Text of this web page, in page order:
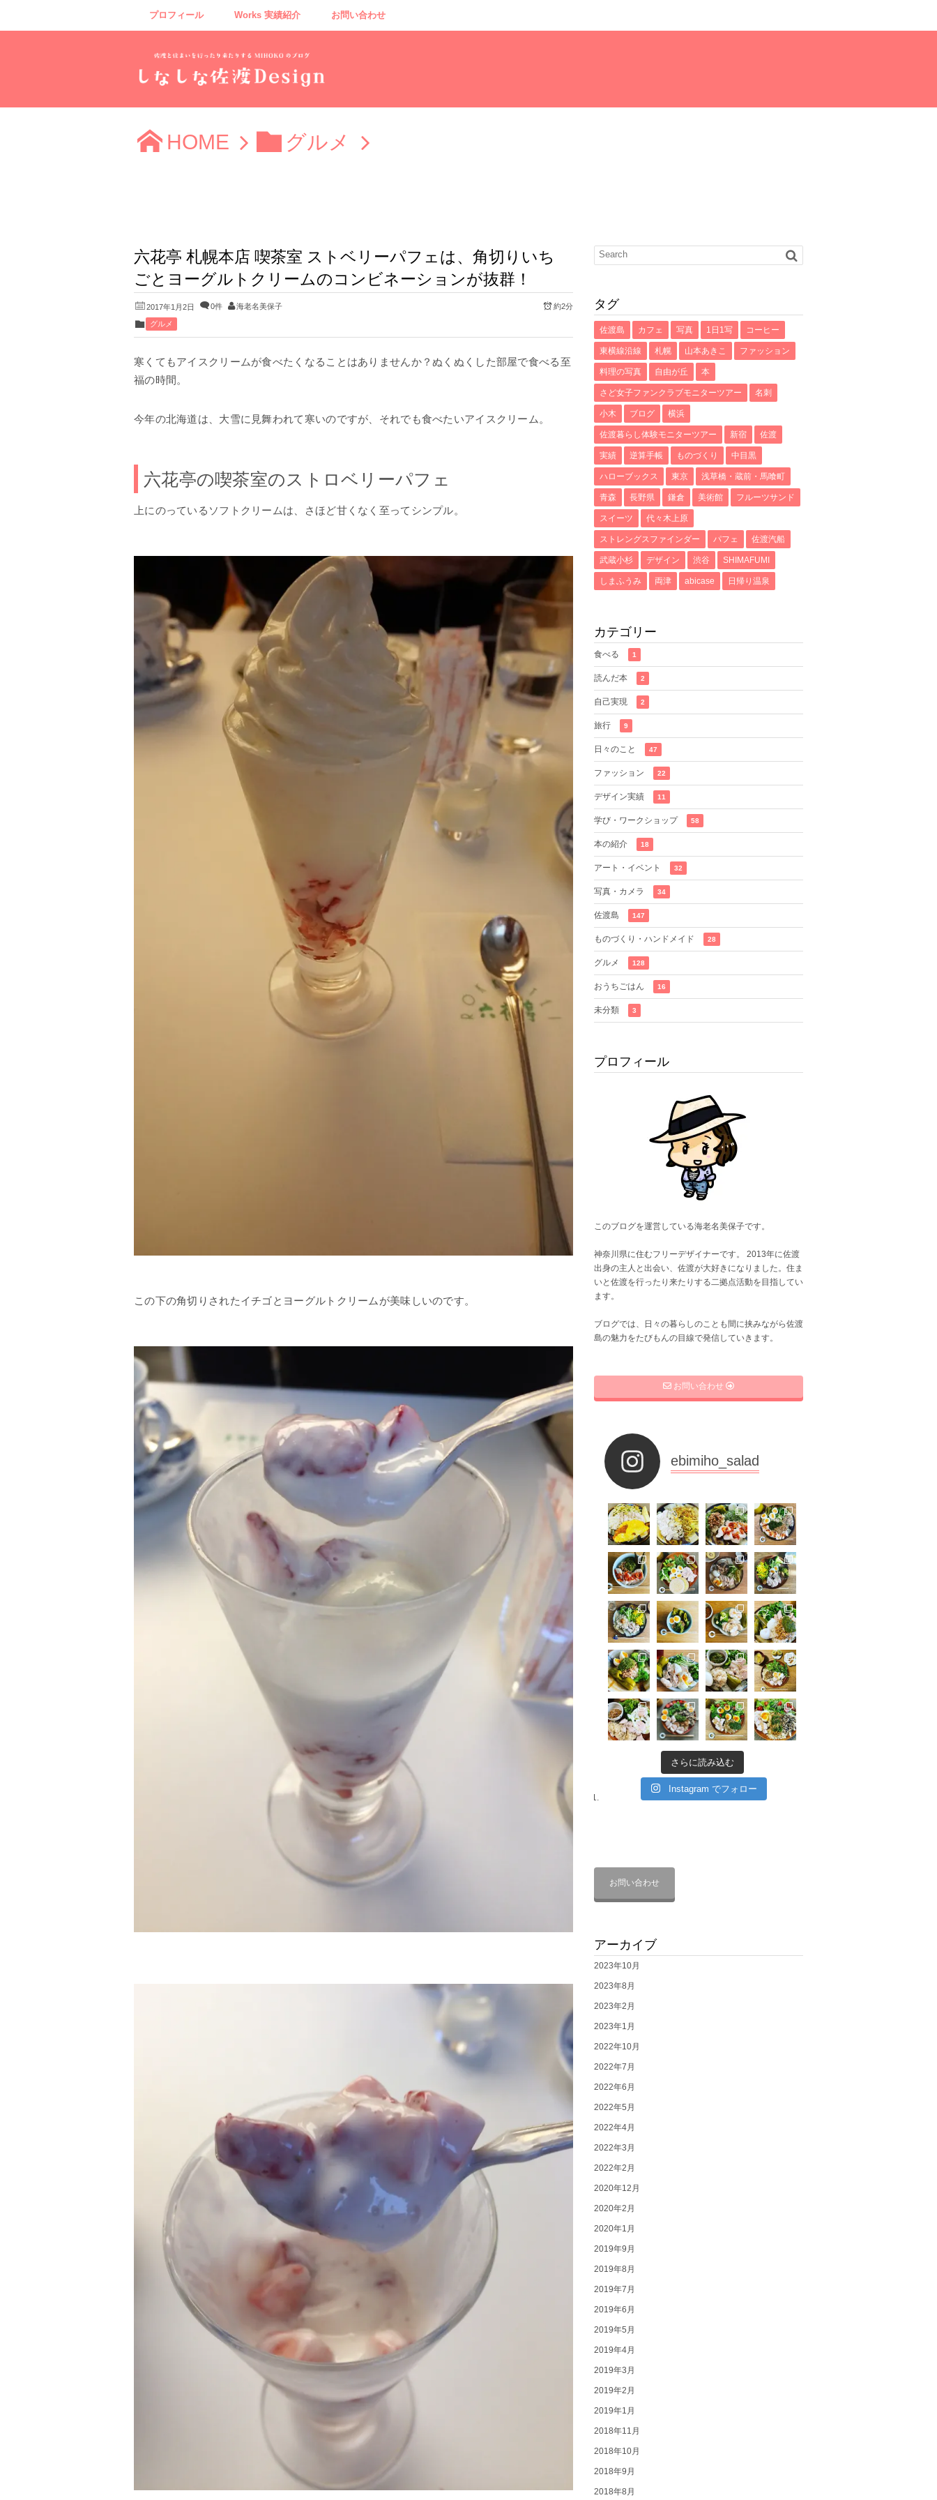
プロフィール Works 実績紹介 お問い合わせ
HOME グルメ
六花亭 札幌本店 喫茶室 ストベリーパフェは、角切りいち
ごとヨーグルトクリームのコンビネーションが抜群！
2017年1月2日 0件 海老名美保子 約2分
グルメ
寒くてもアイスクリームが食べたくなることはありませんか？ぬくぬくした部屋で食べる至
福の時間。
今年の北海道は、大雪に見舞われて寒いのですが、それでも食べたいアイスクリーム。
六花亭の喫茶室のストロベリーパフェ
上にのっているソフトクリームは、さほど甘くなく至ってシンプル。
この下の角切りされたイチゴとヨーグルトクリームが美味しいのです。
タグ
佐渡島 カフェ 写真 1日1写 コーヒー
東横線沿線 札幌 山本あきこ ファッション
料理の写真 自由が丘 本
さど女子ファンクラブモニターツアー 名刺
小木 ブログ 横浜
佐渡暮らし体験モニターツアー 新宿 佐渡
実績 逆算手帳 ものづくり 中目黒
ハローブックス 東京 浅草橋・蔵前・馬喰町
青森 長野県 鎌倉 美術館 フルーツサンド
スイーツ 代々木上原
ストレングスファインダー パフェ 佐渡汽船
武蔵小杉 デザイン 渋谷 SHIMAFUMI
しまふうみ 両津 abicase 日帰り温泉
カテゴリー
食べる 1
読んだ本 2
自己実現 2
旅行 9
日々のこと 47
ファッション 22
デザイン実績 11
学び・ワークショップ 58
本の紹介 18
アート・イベント 32
写真・カメラ 34
佐渡島 147
ものづくり・ハンドメイド 28
グルメ 128
おうちごはん 16
未分類 3
プロフィール
このブログを運営している海老名美保子です。
神奈川県に住むフリーデザイナーです。 2013年に佐渡
出身の主人と出会い、佐渡が大好きになりました。住ま
いと佐渡を行ったり来たりする二拠点活動を目指してい
ます。
ブログでは、日々の暮らしのことも間に挟みながら佐渡
島の魅力をたびもんの目線で発信していきます。
お問い合わせ
ebimiho_salad
さらに読み込む
Instagram でフォロー
お問い合わせ
アーカイブ
2023年10月
2023年8月
2023年2月
2023年1月
2022年10月
2022年7月
2022年6月
2022年5月
2022年4月
2022年3月
2022年2月
2020年12月
2020年2月
2020年1月
2019年9月
2019年8月
2019年7月
2019年6月
2019年5月
2019年4月
2019年3月
2019年2月
2019年1月
2018年11月
2018年10月
2018年9月
2018年8月